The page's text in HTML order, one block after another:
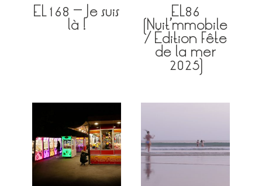
EL168 – Je suis
là !
EL86
(Nuit’mmobile
/ Édition Fête
de la mer
2025)